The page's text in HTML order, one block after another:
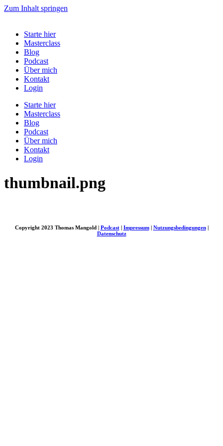
Zum Inhalt springen
Starte hier
Masterclass
Blog
Podcast
Über mich
Kontakt
Login
Starte hier
Masterclass
Blog
Podcast
Über mich
Kontakt
Login
thumbnail.png
Copyright 2023 Thomas Mangold | Podcast| Impressum| Nutzungsbedingungen|
Datenschutz